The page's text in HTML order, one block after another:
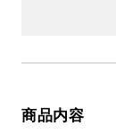
商品内容